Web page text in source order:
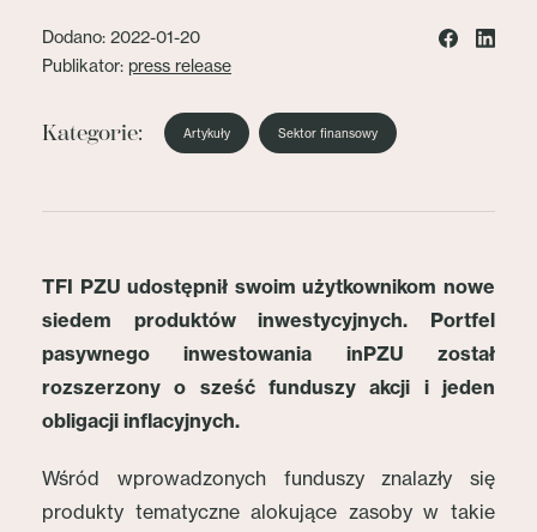
Dodano: 2022-01-20
Publikator: press release
Kategorie: Artykuły Sektor finansowy
TFI PZU udostępnił swoim użytkownikom nowe
siedem produktów inwestycyjnych. Portfel
pasywnego inwestowania inPZU został
rozszerzony o sześć funduszy akcji i jeden
obligacji inflacyjnych.
Wśród wprowadzonych funduszy znalazły się
produkty tematyczne alokujące zasoby w takie